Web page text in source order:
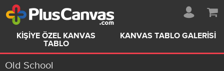
KIŞIYE ÖZEL KANVAS
TABLO
KANVAS TABLO GALERISI
Old School